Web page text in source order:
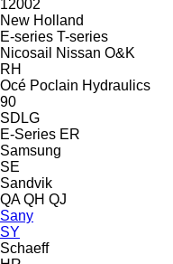
12002
New Holland
E-series T-series
Nicosail
Nissan O&K
RH
Océ Poclain Hydraulics
90
SDLG
E-Series ER
Samsung
SE
Sandvik
QA QH QJ
Sany
SY
Schaeff